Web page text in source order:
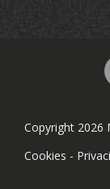
Copyright 2026
Cookies -